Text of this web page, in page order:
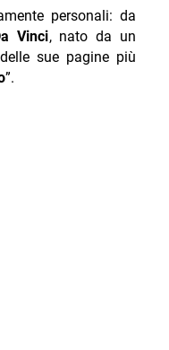
personali: da
Vinci, nato da un
sue pagine più
”.